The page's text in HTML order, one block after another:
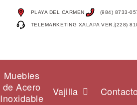
PLAYA DEL CARMEN (984) 8733-
TELEMARKETING XALAPA VER. (228)
Muebles
de Acero
Inoxidable
Vajilla Contacto